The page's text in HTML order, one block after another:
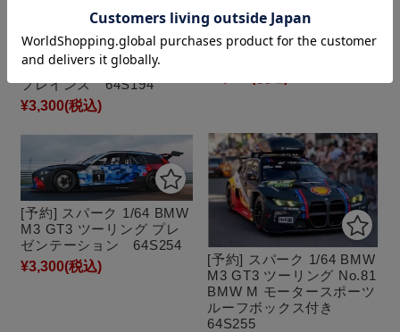
Schubert Motorsport 8位
24H ニュルブルクリンク
2026 M. ウィットマン - P.
エング - C. ウェルツ - R.
フレインス 64S194
¥3,300(税込)
M3 ツーリング GT3 NLS
ニュルブルクリンク
[予約] スパーク 1/64 BMW
M3 GT3 ツーリング プレ
ゼンテーション 64S254
¥3,300(税込)
[予約] スパーク 1/64 BMW
M3 GT3 ツーリング No.81
BMW M モータースポーツ
ルーフボックス付き
64S255